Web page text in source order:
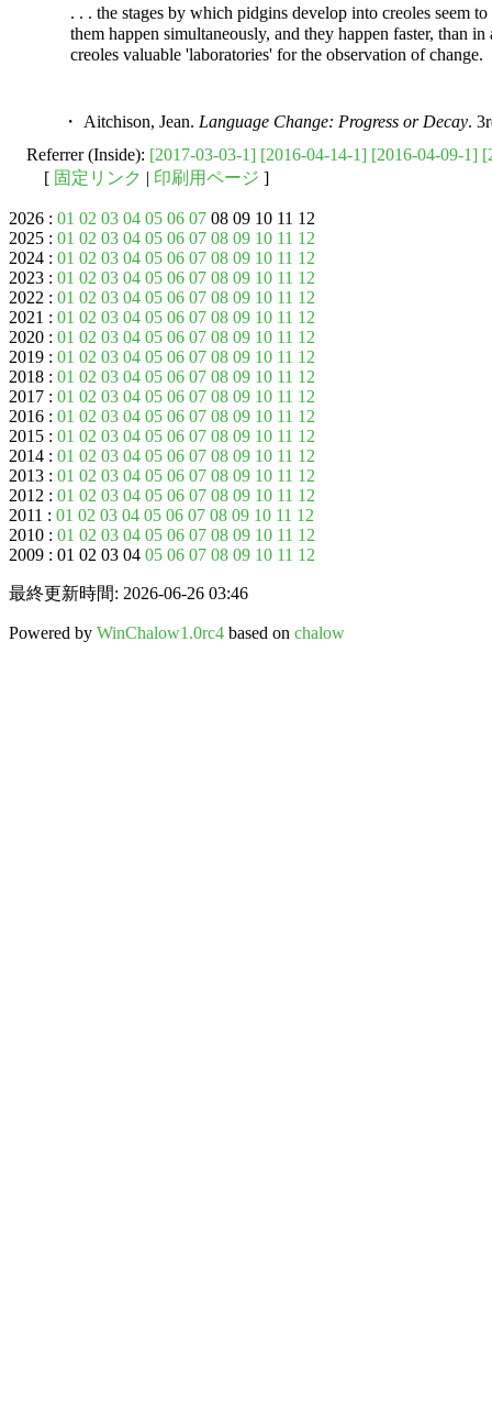
. . . the stages by which pidgins develop into creoles seem
them happen simultaneously, and they happen faster, than
creoles valuable 'laboratories' for the observation of change.
・ Aitchison, Jean. Language Change: Progress or Decay.
Referrer (Inside): [2017-03-03-1] [2016-04-14-1] [2016-04-09-1]
[ 固定リンク | 印刷用ページ ]
2026 : 01 02 03 04 05 06 07 08 09 10 11 12
2025 : 01 02 03 04 05 06 07 08 09 10 11 12
2024 : 01 02 03 04 05 06 07 08 09 10 11 12
2023 : 01 02 03 04 05 06 07 08 09 10 11 12
2022 : 01 02 03 04 05 06 07 08 09 10 11 12
2021 : 01 02 03 04 05 06 07 08 09 10 11 12
2020 : 01 02 03 04 05 06 07 08 09 10 11 12
2019 : 01 02 03 04 05 06 07 08 09 10 11 12
2018 : 01 02 03 04 05 06 07 08 09 10 11 12
2017 : 01 02 03 04 05 06 07 08 09 10 11 12
2016 : 01 02 03 04 05 06 07 08 09 10 11 12
2015 : 01 02 03 04 05 06 07 08 09 10 11 12
2014 : 01 02 03 04 05 06 07 08 09 10 11 12
2013 : 01 02 03 04 05 06 07 08 09 10 11 12
2012 : 01 02 03 04 05 06 07 08 09 10 11 12
2011 : 01 02 03 04 05 06 07 08 09 10 11 12
2010 : 01 02 03 04 05 06 07 08 09 10 11 12
2009 : 01 02 03 04 05 06 07 08 09 10 11 12
最終更新時間: 2026-06-26 03:46
Powered by WinChalow1.0rc4 based on chalow